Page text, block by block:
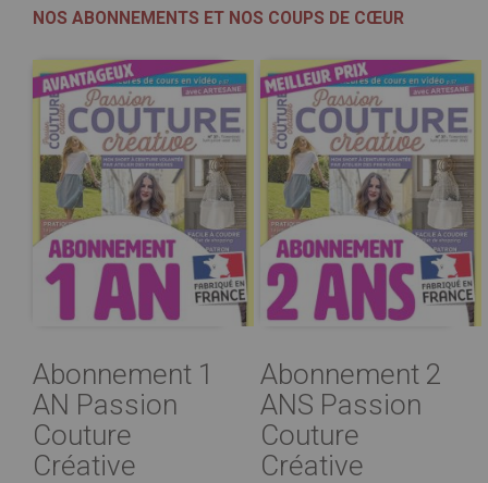
NOS ABONNEMENTS ET NOS COUPS DE CŒUR
Abonnement 1
AN Passion
Couture
Créative
Abonnement 2
ANS Passion
Couture
Créative